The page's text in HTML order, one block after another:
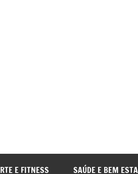
E FITNESS SAÚDE E BEM